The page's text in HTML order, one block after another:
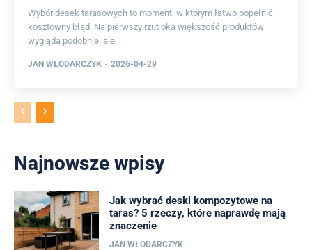
Wybór desek tarasowych to moment, w którym łatwo popełnić
kosztowny błąd. Na pierwszy rzut oka większość produktów
wygląda podobnie, ale...
JAN WŁODARCZYK - 2026-04-29
Najnowsze wpisy
Jak wybrać deski kompozytowe na
taras? 5 rzeczy, które naprawdę mają
znaczenie
JAN WŁODARCZYK